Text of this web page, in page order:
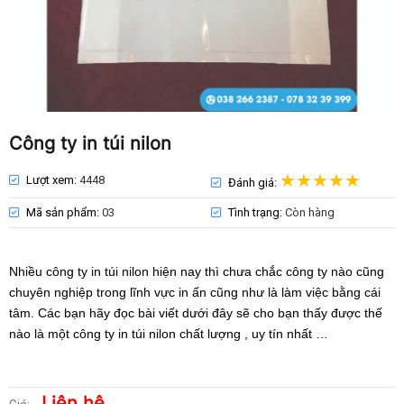
Công ty in túi nilon
Lượt xem: 4448 Đánh giá:
Mã sản phẩm: 03 Tình trạng: Còn hàng
Nhiều công ty in túi nilon hiện nay thì chưa chắc công ty nào cũng
chuyên nghiệp trong lĩnh vực in ấn cũng như là làm việc bằng cái
tâm. Các bạn hãy đọc bài viết dưới đây sẽ cho bạn thấy được thế
nào là một công ty in túi nilon chất lượng , uy tín nhất …